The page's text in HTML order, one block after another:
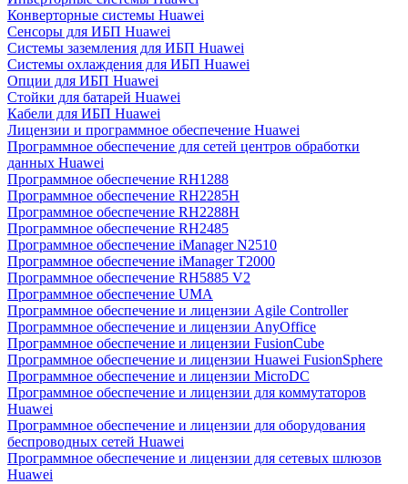
Конверторные системы Huawei
Сенсоры для ИБП Huawei
Системы заземления для ИБП Huawei
Системы охлаждения для ИБП Huawei
Опции для ИБП Huawei
Стойки для батарей Huawei
Кабели для ИБП Huawei
Лицензии и программное обеспечение Huawei
Программное обеспечение для сетей центров обработки
данных Huawei
Программное обеспечение RH1288
Программное обеспечение RH2285H
Программное обеспечение RH2288H
Программное обеспечение RH2485
Программное обеспечение iManager N2510
Программное обеспечение iManager T2000
Программное обеспечение RH5885 V2
Программное обеспечение UMA
Программное обеспечение и лицензии Agile Controller
Программное обеспечение и лицензии AnyOffice
Программное обеспечение и лицензии FusionCube
Программное обеспечение и лицензии Huawei FusionSphere
Программное обеспечение и лицензии MicroDC
Программное обеспечение и лицензии для коммутаторов
Huawei
Программное обеспечение и лицензии для оборудования
беспроводных сетей Huawei
Программное обеспечение и лицензии для сетевых шлюзов
Huawei